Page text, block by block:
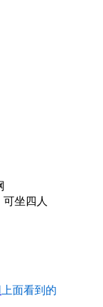
坐四人
上面看到的